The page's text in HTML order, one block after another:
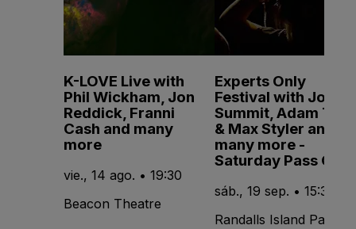
K-LOVE Live with
Phil Wickham, Jon
Reddick, Franni
Cash and many
more
vie., 14 ago. • 19:30
Beacon Theatre
Experts Only
Festival with John
Summit, Adam Ten
& Max Styler and
many more -
Saturday Pass Only
sáb., 19 sep. • 15:30
Randalls Island Park